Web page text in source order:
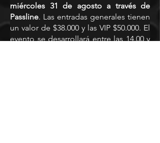
miércoles 31 de agosto a través de
Passline. Las entradas generales tienen
un valor de $38.000 y las VIP $50.000. El
evento se desarrollará entre las 14.00 y